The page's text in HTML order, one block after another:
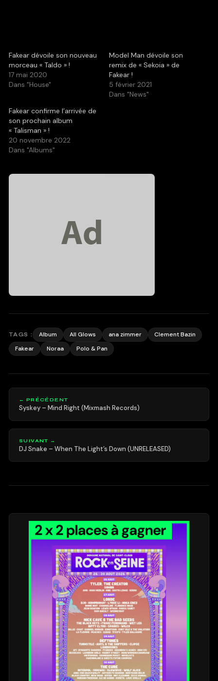
Fakear dévoile son nouveau
morceau « Taldo » !
17 mai 2020
Dans "House"
Model Man dévoile son
remix de « Sekoia » de
Fakear !
5 février 2021
Dans "News"
Fakear confirme l’arrivée de
son prochain album
« Talisman » !
20 novembre 2022
Dans "Albums"
TAGS : Album All Glows ana zimmer
Clement Bazin
Fakear
Noraa Polo & Pan
← PRÉCÉDENT
Syskey – Mind Right (Mixmash Records)
SUIVANT →
DJ Snake – When The Light’s Down (UNRELEASED)